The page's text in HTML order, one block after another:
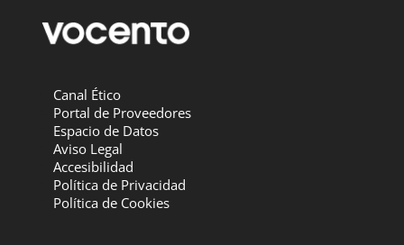
Canal Ético
Portal de Proveedores
Espacio de Datos
Aviso Legal
Accesibilidad
Política de Privacidad
Política de Cookies